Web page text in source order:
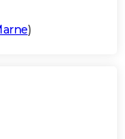
)